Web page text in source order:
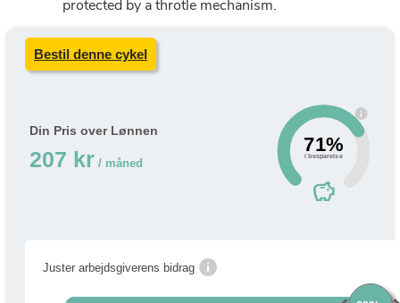
Bestil denne cykel
Din Pris over Lønnen
207 kr / måned
i
71%
i besparelse
savings
Juster arbejdsgiverens bidrag i